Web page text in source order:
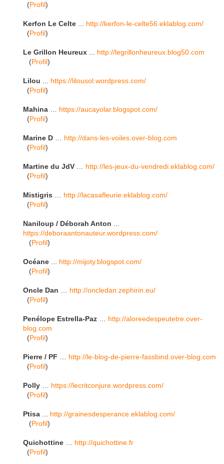
(Profil)
Kerfon Le Celte
http://kerfon-le-celte56.eklablog.com/
(Profil)
Le Grillon Heureux
http://legrillonheureux.blog50.com
(Profil)
Lilou
https://lilousol.wordpress.com/
(Profil)
Mahina
https://aucayolar.blogspot.com/
(Profil)
Marine D
http://dans-les-voiles.over-blog.com
(Profil)
Martine du JdV
http://les-jeux-du-vendredi.eklablog.com/
(Profil)
Mistigris
http://lacasafleurie.eklablog.com/
(Profil)
Naniloup / Déborah Anton
https://deboraantonauteur.wordpress.com/
(Profil)
Océane
http://mijoty.blogspot.com/
(Profil)
Oncle Dan
http://oncledan.zephirin.eu/
(Profil)
Penélope Estrella-Paz
http://aloreedespeutetre.over-
blog.com
(Profil)
Pierre / PF
http://le-blog-de-pierre-fassbind.over-blog.com
(Profil)
Polly
https://lecritconjure.wordpress.com/
(Profil)
Ptisa
http://grainesdesperance.eklablog.com/
(Profil)
Quichottine
http://quichottine.fr
(Profil)